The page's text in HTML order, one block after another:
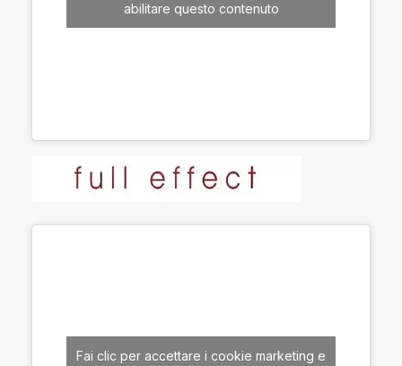
abilitare questo contenuto
Fai clic per accettare i cookie marketing e